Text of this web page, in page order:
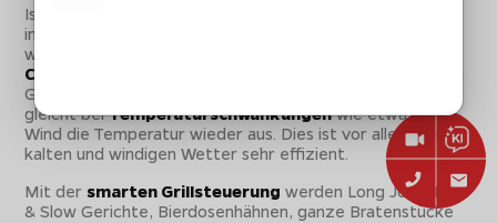
Ist alles korrekt installiert, kann über die Grill Control App
in deinem Smartphone der Grillvorgang gestartet
werden,
Control
Grill punktgenau auf die gewünschte Temperatur und
gleicht beiTemperaturschwankungenwie etwa durch
Wind die Temperatur wieder aus. Dies ist vor allem bei
kalten und windigen Wetter sehr effizient.
Mit der smarten Grillsteuerung werden Long Jobs, Low
& Slow Gerichte, Bierdosenhähnen, ganze Bratenstücke